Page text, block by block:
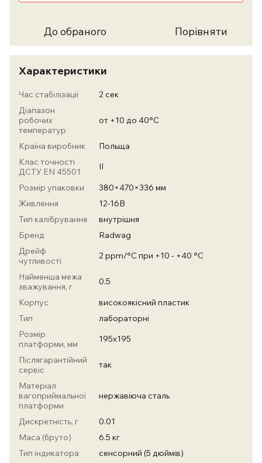
До обраного Порівняти
Характеристики
Час стабілізації
2 сек
Діапазон
робочих
температур
от +10 до 40°С
Країна виробник
Польща
Клас точності
ДСТУ EN 45501
II
Розмір упаковки
380×470×336 мм
Живлення
12-16В
Тип калібрування
внутрішня
Бренд
Radwag
Дрейф
чутливості
2 ppm/°C при +10 - +40 °C
Найменша межа
зважування, г
0.5
Корпус
високоякісний пластик
Тип
лабораторні
Розмір
платформи, мм
195х195
Післягарантійний
сервіс
так
Матеріал
вагоприймальної
платформи
нержавіюча сталь
Дискретність, г
0.01
Маса (бруто)
6.5 кг
Тип індикатора
сенсорний (5 дюймів)